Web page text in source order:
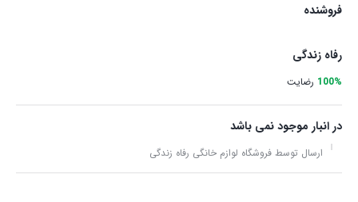
فروشنده
رفاه زندگی
100% رضایت
در انبار موجود نمی باشد
ارسال توسط فروشگاه لوازم خانگی رفاه زندگی